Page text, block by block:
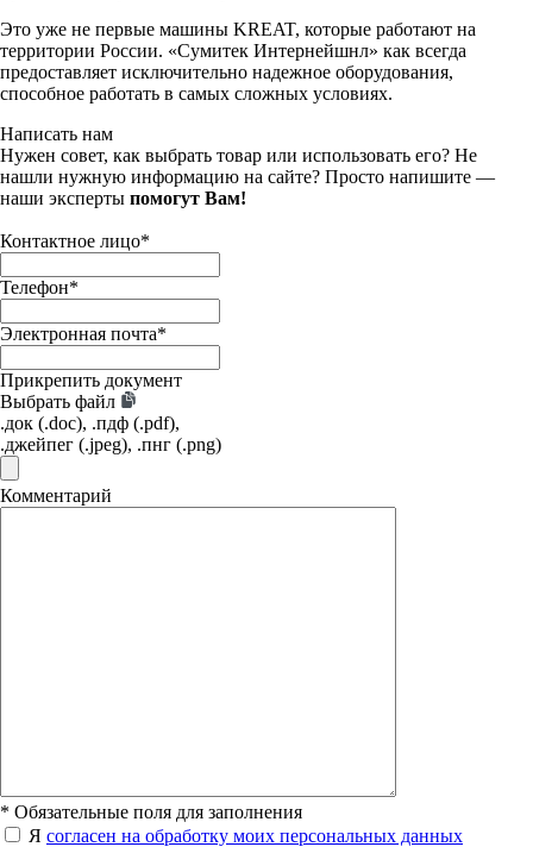
Это уже не первые машины KREAT, которые работают на
территории России. «Сумитек Интернейшнл» как всегда
предоставляет исключительно надежное оборудования,
способное работать в самых сложных условиях.
Написать нам
Нужен совет, как выбрать товар или использовать его? Не
нашли нужную информацию на сайте? Просто напишите —
наши эксперты помогут Вам!
Контактное лицо*
Телефон*
Электронная почта*
Прикрепить документ
Выбрать файл
.док (.doc), .пдф (.pdf),
.джейпег (.jpeg), .пнг (.png)
Комментарий
* Обязательные поля для заполнения
Я согласен на обработку моих персональных данных